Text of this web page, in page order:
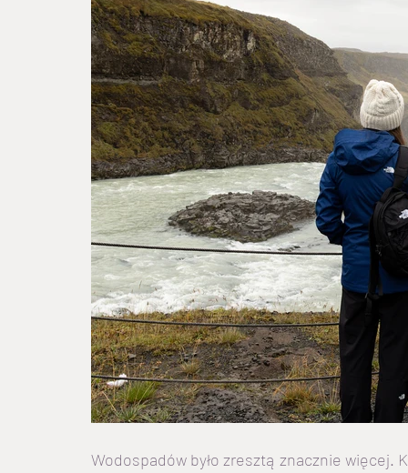
Wodospadów było zresztą znacznie więcej.